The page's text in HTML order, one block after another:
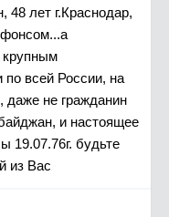
48 лет г.Краснодар,
крупным
по всей России, на
даже не гражданин
и настоящее
19.07.76г. будьте
из Вас